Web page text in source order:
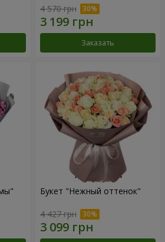
4 570 грн
Заказать
Букет "Нежный оттенок"
4 427 грн